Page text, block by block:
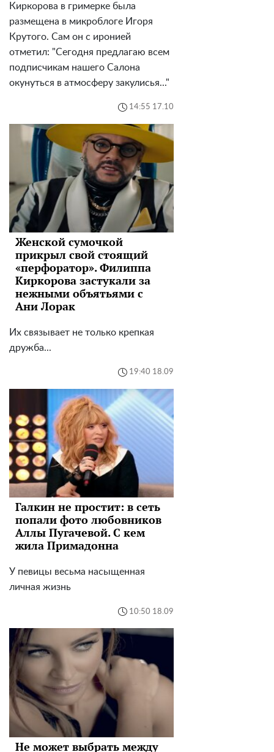
Киркорова в гримерке была
размещена в микроблоге Игоря
Крутого. Сам он с иронией
отметил: "Сегодня предлагаю всем
подписчикам нашего Салона
окунуться в атмосферу закулисья..."
14:55 17.10
Женской сумочкой
прикрыл свой стоящий
«перфоратор». Филиппа
Киркорова застукали за
нежными объятьями с
Ани Лорак
Их связывает не только крепкая
дружба...
19:40 18.09
Галкин не простит: в сеть
попали фото любовников
Аллы Пугачевой. С кем
жила Примадонна
У певицы весьма насыщенная
личная жизнь
10:50 18.09
Не может выбрать между